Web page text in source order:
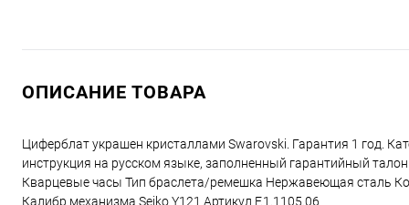
ОПИСАНИЕ ТОВАРА
Циферблат украшен кристаллами Swarovski. Гарантия 1 год.
инструкция на русском языке, заполненный гарантийный
Кварцевые часы Тип браслета/ремешка Нержавеющая сталь
Калибр механизма Seiko Y121 Артикул F.1.1105.06